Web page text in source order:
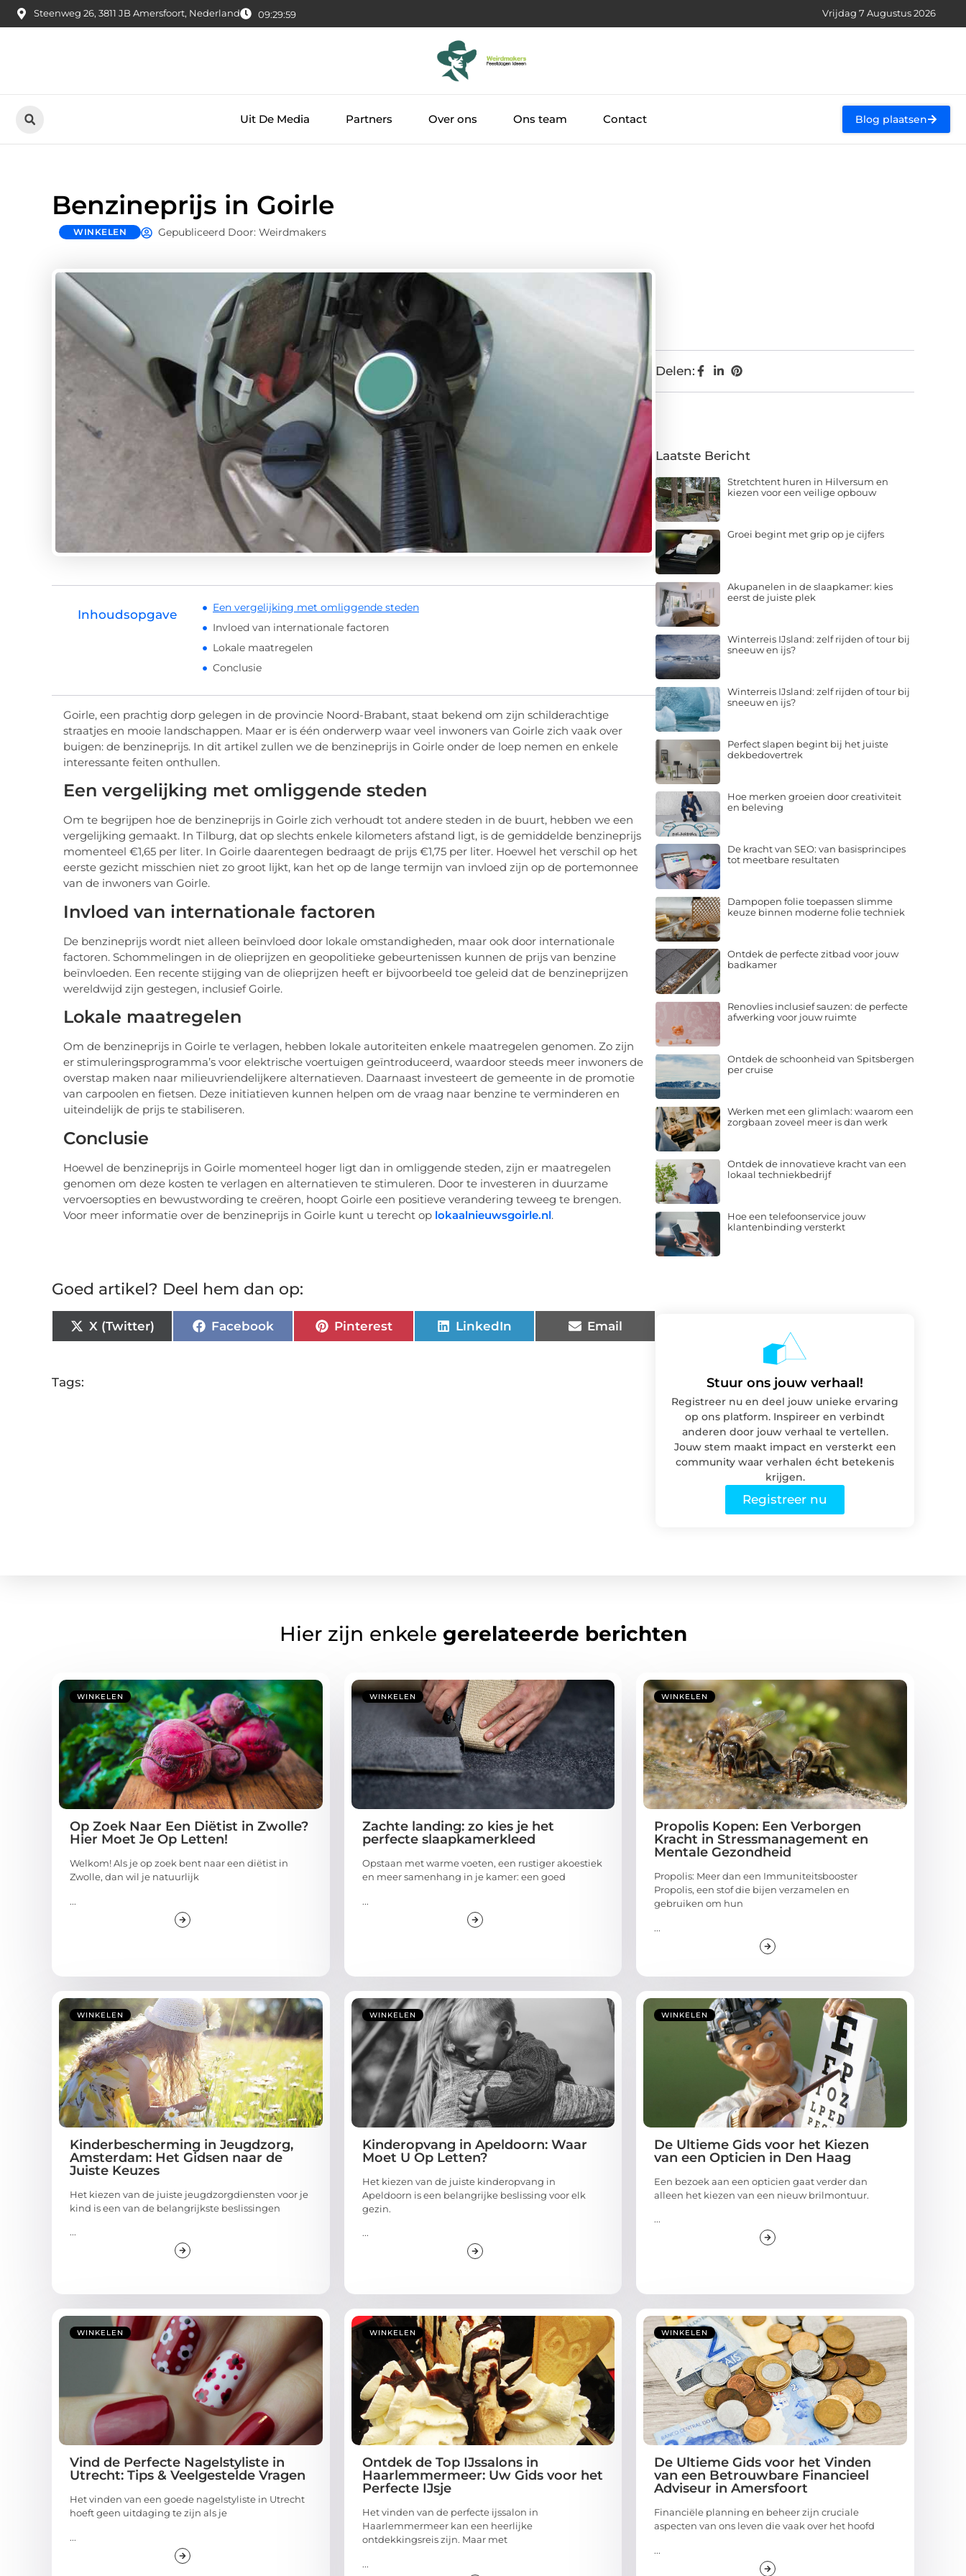
Steenweg 26, 3811 JB Amersfoort, Nederland 09:30:00 Vrijdag 7 Augustus 2026
Uit De Media Partners Over ons Ons team Contact Blog plaatsen
Benzineprijs in Goirle
WINKELEN Gepubliceerd Door: Weirdmakers
Inhoudsopgave
Een vergelijking met omliggende steden
Invloed van internationale factoren
Lokale maatregelen
Conclusie
Goirle, een prachtig dorp gelegen in de provincie Noord-Brabant, staat bekend om zijn schilderachtige
straatjes en mooie landschappen. Maar er is één onderwerp waar veel inwoners van Goirle zich vaak over
buigen: de benzineprijs. In dit artikel zullen we de benzineprijs in Goirle onder de loep nemen en enkele
interessante feiten onthullen.
Een vergelijking met omliggende steden
Om te begrijpen hoe de benzineprijs in Goirle zich verhoudt tot andere steden in de buurt, hebben we een
vergelijking gemaakt. In Tilburg, dat op slechts enkele kilometers afstand ligt, is de gemiddelde benzineprijs
momenteel €1,65 per liter. In Goirle daarentegen bedraagt ​​de prijs €1,75 per liter. Hoewel het verschil op het
eerste gezicht misschien niet zo groot lijkt, kan het op de lange termijn van invloed zijn op de portemonnee
van de inwoners van Goirle.
Invloed van internationale factoren
De benzineprijs wordt niet alleen beïnvloed door lokale omstandigheden, maar ook door internationale
factoren. Schommelingen in de olieprijzen en geopolitieke gebeurtenissen kunnen de prijs van benzine
beïnvloeden. Een recente stijging van de olieprijzen heeft er bijvoorbeeld toe geleid dat de benzineprijzen
wereldwijd zijn gestegen, inclusief Goirle.
Lokale maatregelen
Om de benzineprijs in Goirle te verlagen, hebben lokale autoriteiten enkele maatregelen genomen. Zo zijn
er stimuleringsprogramma’s voor elektrische voertuigen geïntroduceerd, waardoor steeds meer inwoners de
overstap maken naar milieuvriendelijkere alternatieven. Daarnaast investeert de gemeente in de promotie
van carpoolen en fietsen. Deze initiatieven kunnen helpen om de vraag naar benzine te verminderen en
uiteindelijk de prijs te stabiliseren.
Conclusie
Hoewel de benzineprijs in Goirle momenteel hoger ligt dan in omliggende steden, zijn er maatregelen
genomen om deze kosten te verlagen en alternatieven te stimuleren. Door te investeren in duurzame
vervoersopties en bewustwording te creëren, hoopt Goirle een positieve verandering teweeg te brengen.
Voor meer informatie over de benzineprijs in Goirle kunt u terecht op lokaalnieuwsgoirle.nl.
Goed artikel? Deel hem dan op:
X (Twitter) Facebook Pinterest LinkedIn Email
Tags:
Delen:
Laatste Bericht
Stretchtent huren in Hilversum en
kiezen voor een veilige opbouw
Groei begint met grip op je cijfers
Akupanelen in de slaapkamer: kies
eerst de juiste plek
Winterreis IJsland: zelf rijden of tour bij
sneeuw en ijs?
Winterreis IJsland: zelf rijden of tour bij
sneeuw en ijs?
Perfect slapen begint bij het juiste
dekbedovertrek
Hoe merken groeien door creativiteit
en beleving
De kracht van SEO: van basisprincipes
tot meetbare resultaten
Dampopen folie toepassen slimme
keuze binnen moderne folie techniek
Ontdek de perfecte zitbad voor jouw
badkamer
Renovlies inclusief sauzen: de perfecte
afwerking voor jouw ruimte
Ontdek de schoonheid van Spitsbergen
per cruise
Werken met een glimlach: waarom een
zorgbaan zoveel meer is dan werk
Ontdek de innovatieve kracht van een
lokaal techniekbedrijf
Hoe een telefoonservice jouw
klantenbinding versterkt
Stuur ons jouw verhaal!
Registreer nu en deel jouw unieke ervaring
op ons platform. Inspireer en verbindt
anderen door jouw verhaal te vertellen.
Jouw stem maakt impact en versterkt een
community waar verhalen écht betekenis
krijgen.
Registreer nu
Hier zijn enkele gerelateerde berichten
WINKELEN
Op Zoek Naar Een Diëtist in Zwolle?
Hier Moet Je Op Letten!
Welkom! Als je op zoek bent naar een diëtist in
Zwolle, dan wil je natuurlijk
...
WINKELEN
Zachte landing: zo kies je het
perfecte slaapkamerkleed
Opstaan met warme voeten, een rustiger akoestiek
en meer samenhang in je kamer: een goed
...
WINKELEN
Propolis Kopen: Een Verborgen
Kracht in Stressmanagement en
Mentale Gezondheid
Propolis: Meer dan een Immuniteitsbooster
Propolis, een stof die bijen verzamelen en
gebruiken om hun
...
WINKELEN
Kinderbescherming in Jeugdzorg,
Amsterdam: Het Gidsen naar de
Juiste Keuzes
Het kiezen van de juiste jeugdzorgdiensten voor je
kind is een van de belangrijkste beslissingen
...
WINKELEN
Kinderopvang in Apeldoorn: Waar
Moet U Op Letten?
Het kiezen van de juiste kinderopvang in
Apeldoorn is een belangrijke beslissing voor elk
gezin.
...
WINKELEN
De Ultieme Gids voor het Kiezen
van een Opticien in Den Haag
Een bezoek aan een opticien gaat verder dan
alleen het kiezen van een nieuw brilmontuur.
...
WINKELEN
Vind de Perfecte Nagelstyliste in
Utrecht: Tips & Veelgestelde Vragen
Het vinden van een goede nagelstyliste in Utrecht
hoeft geen uitdaging te zijn als je
...
WINKELEN
Ontdek de Top IJssalons in
Haarlemmermeer: Uw Gids voor het
Perfecte IJsje
Het vinden van de perfecte ijssalon in
Haarlemmermeer kan een heerlijke
ontdekkingsreis zijn. Maar met
...
WINKELEN
De Ultieme Gids voor het Vinden
van een Betrouwbare Financieel
Adviseur in Amersfoort
Financiële planning en beheer zijn cruciale
aspecten van ons leven die vaak over het hoofd
...